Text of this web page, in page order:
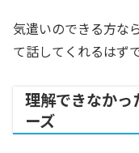
気遣いのできる方な
て話してくれるはずで
理解できなかっ
ーズ